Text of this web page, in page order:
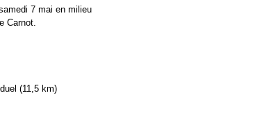
7 mai en milieu
Carnot.
(11,5 km)